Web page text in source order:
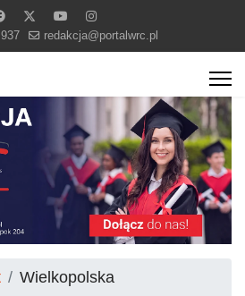
redakcja@portalwrc.pl
Wielkopolska